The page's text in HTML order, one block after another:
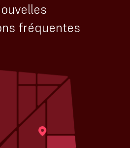
fréquentes